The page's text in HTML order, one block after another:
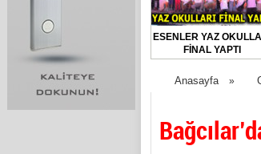
ESENLER YAZ
FİNAL YAPTI
Anasayfa »